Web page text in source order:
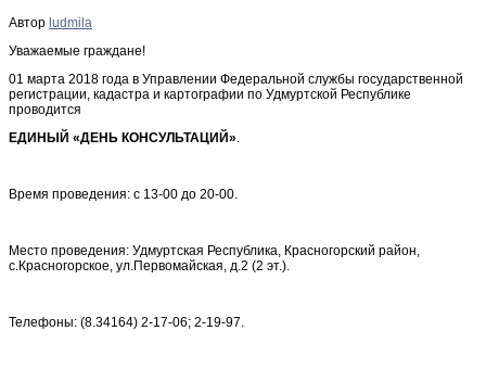
Автор ludmila
Уважаемые граждане!
01 марта 2018 года в Управлении Федеральной службы государственной
регистрации, кадастра и картографии по Удмуртской Республике
проводится
ЕДИНЫЙ «ДЕНЬ КОНСУЛЬТАЦИЙ».
Время проведения: с 13-00 до 20-00.
Место проведения: Удмуртская Республика, Красногорский район,
с.Красногорское, ул.Первомайская, д.2 (2 эт.).
Телефоны: (8.34164) 2-17-06; 2-19-97.